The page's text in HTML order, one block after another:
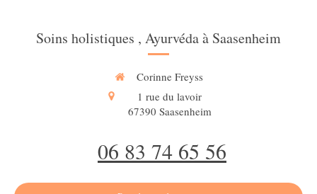
Soins holistiques , Ayurvéda à Saasenheim
Corinne Freyss
1 rue du lavoir
67390 Saasenheim
06 83 74 65 56